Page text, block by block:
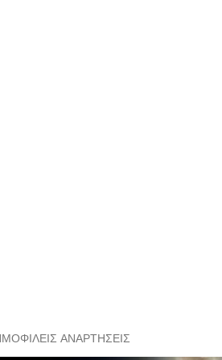
ΑΝΑΡΤΉΣΕΙΣ